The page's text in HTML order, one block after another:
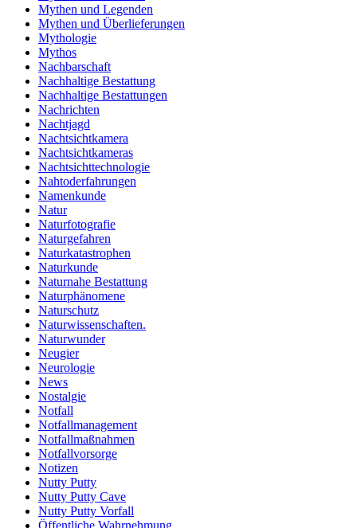
Mythen und Legenden
Mythen und Überlieferungen
Mythologie
Mythos
Nachbarschaft
Nachhaltige Bestattung
Nachhaltige Bestattungen
Nachrichten
Nachtjagd
Nachtsichtkamera
Nachtsichtkameras
Nachtsichttechnologie
Nahtoderfahrungen
Namenkunde
Natur
Naturfotografie
Naturgefahren
Naturkatastrophen
Naturkunde
Naturnahe Bestattung
Naturphänomene
Naturschutz
Naturwissenschaften.
Naturwunder
Neugier
Neurologie
News
Nostalgie
Notfall
Notfallmanagement
Notfallmaßnahmen
Notfallvorsorge
Notizen
Nutty Putty
Nutty Putty Cave
Nutty Putty Vorfall